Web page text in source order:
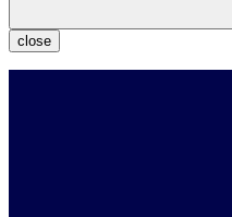
close